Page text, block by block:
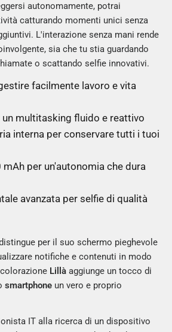
autonomamente, potrai
catturando momenti unici senza
L'interazione senza mani rende
sia che tu stia guardando
o scattando selfie innovativi.
facilmente lavoro e vita
un multitasking fluido e reattivo
interna per conservare tutti i tuoi
per un'autonomia che dura
avanzata per selfie di qualità
per il suo schermo pieghevole
notifiche e contenuti in modo
Lillà aggiunge un tocco di
smartphone un vero e proprio
IT alla ricerca di un dispositivo